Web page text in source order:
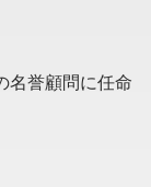
名誉顧問に任命